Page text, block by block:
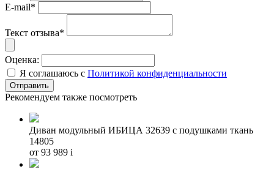
E-mail*
Текст отзыва*
Оценка:
Я соглашаюсь с Политикой конфиденциальности
Рекомендуем также посмотреть
Диван модульный ИБИЦА 32639 с подушками ткань
14805
от 93 989 i